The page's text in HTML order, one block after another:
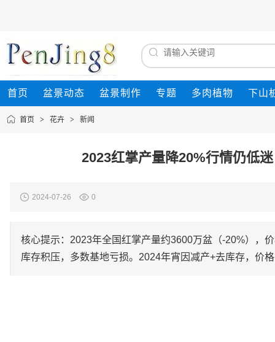
首页 盆景动态 盆景制作 专题 多肉植物 下山
首页 > 花卉 > 新闻
2023红掌产量降20%行情仍低
2024-07-26 0
核心提示：2023年全国红掌产量约3600万盆（-20%），
库存积压，多数基地亏损。2024年宵因减产+去库存，价